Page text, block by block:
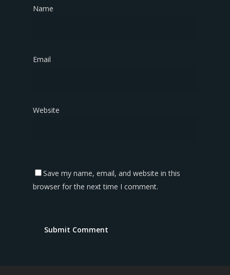
Name
Email
Website
Save my name, email, and website in this
browser for the next time I comment.